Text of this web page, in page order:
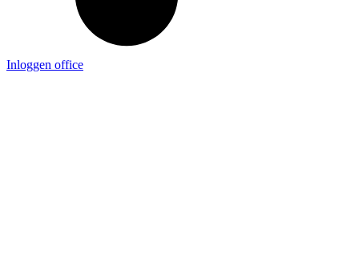
Inloggen office